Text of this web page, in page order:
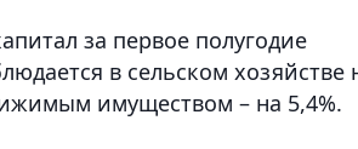
за первое полугодие
в сельском хозяйстве
имуществом – на 5,4%.